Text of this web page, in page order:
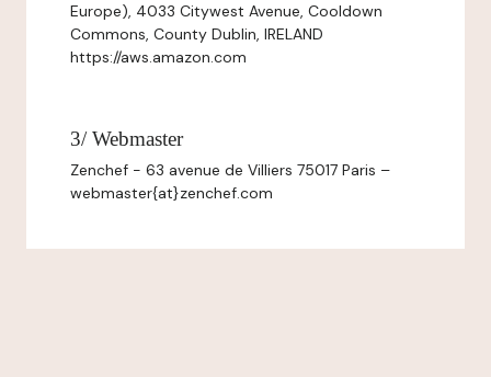
Europe), 4033 Citywest Avenue, Cooldown
Commons, County Dublin, IRELAND
https://aws.amazon.com
3/ Webmaster
Zenchef - 63 avenue de Villiers 75017 Paris –
webmaster{at}zenchef.com